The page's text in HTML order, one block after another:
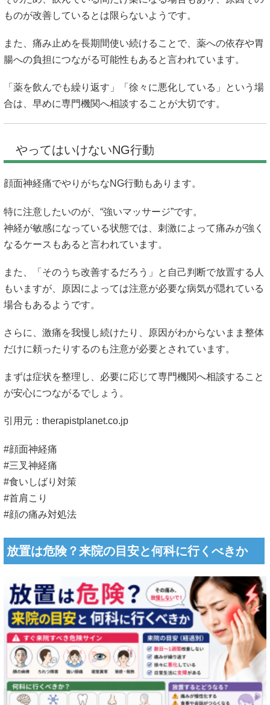
ものが改善しているとは限らないようです。
また、痛み止めを長期間使い続けることで、薬への依存や胃
腸への負担につながる可能性もあると言われています。
「薬を飲んでも繰り返す」「徐々に悪化している」という場
合は、早めに専門機関へ相談することが大切です。
やってはいけないNG行動
顔面神経痛でやりがちなNG行動もあります。
特に注意したいのが、“強いマッサージ”です。
神経が敏感になっている状態では、刺激によって痛みが強く
なるケースもあると言われています。
また、「そのうち改善するだろう」と自己判断で放置する人
もいますが、原因によっては注意が必要な病気が隠れている
場合もあるようです。
さらに、激痛を我慢し続けたり、原因がわからないまま整体
だけに頼ったりするのも注意が必要とされています。
まずは症状を整理し、必要に応じて専門機関へ相談すること
が安心につながるでしょう。
引用元： therapistplanet.co.jp
#顔面神経痛
#三叉神経痛
#食いしばり対策
#首肩こり
#顔の痛み対処法
放置は危険？来院の目安と何科に行くべきか